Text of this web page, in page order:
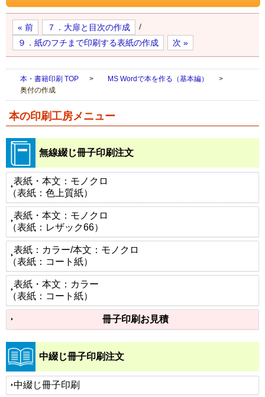
« 前 ７．大扉と目次の作成
/
９．紙のフチまで印刷する表紙の作成
次 »
本・書籍印刷 TOP > MS Wordで本を作る（基本編）
>
奥付の作成
本の印刷工房メニュー
無線綴じ冊子印刷注文
表紙・本文：モノクロ
（表紙：色上質紙）
表紙・本文：モノクロ
（表紙：レザック66）
表紙：カラー/本文：モノクロ
（表紙：コート紙）
表紙・本文：カラー
（表紙：コート紙）
冊子印刷お見積
中綴じ冊子印刷注文
中綴じ冊子印刷